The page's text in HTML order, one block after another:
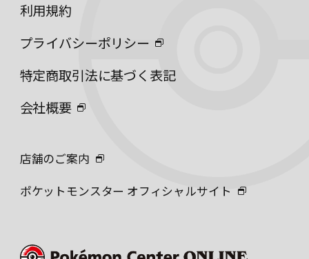
利用規約
プライバシーポリシー
特定商取引法に基づく表記
会社概要
店舗のご案内
ポケットモンスター オフィシャルサイト